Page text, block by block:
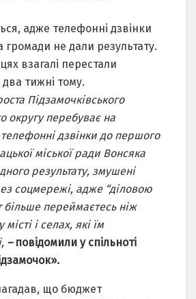
адже телефонні дзвінки
громади не дали результату.
взагалі перестали
тижні тому.
Підзамочківського
округу перебуває на
дзвінки до першого
міської ради Вонсяка
результату, змушені
соцмережі, адже “діловою
більше переймаєтесь ніж
і селах, які їм
–повідомили у спільноті
що бюджет